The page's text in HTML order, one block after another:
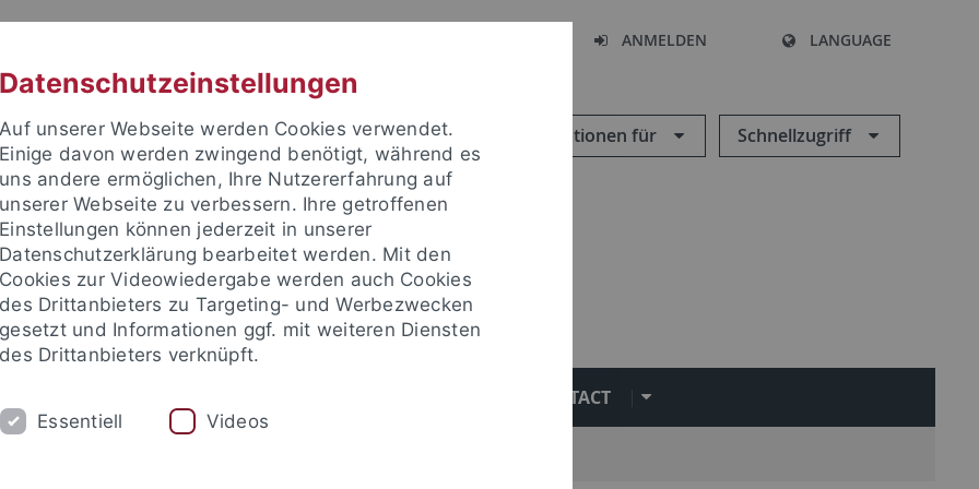
ANMELDEN LANGUAGE
Informationen für Schnellzugriff
Fakultät
CONTACT
Datenschutzeinstellungen
Auf unserer Webseite werden Cookies verwendet.
Einige davon werden zwingend benötigt, während es
uns andere ermöglichen, Ihre Nutzererfahrung auf
unserer Webseite zu verbessern. Ihre getroffenen
Einstellungen können jederzeit in unserer
Datenschutzerklärung bearbeitet werden. Mit den
Cookies zur Videowiedergabe werden auch Cookies
des Drittanbieters zu Targeting- und Werbezwecken
gesetzt und Informationen ggf. mit weiteren Diensten
des Drittanbieters verknüpft.
Essentiell Videos